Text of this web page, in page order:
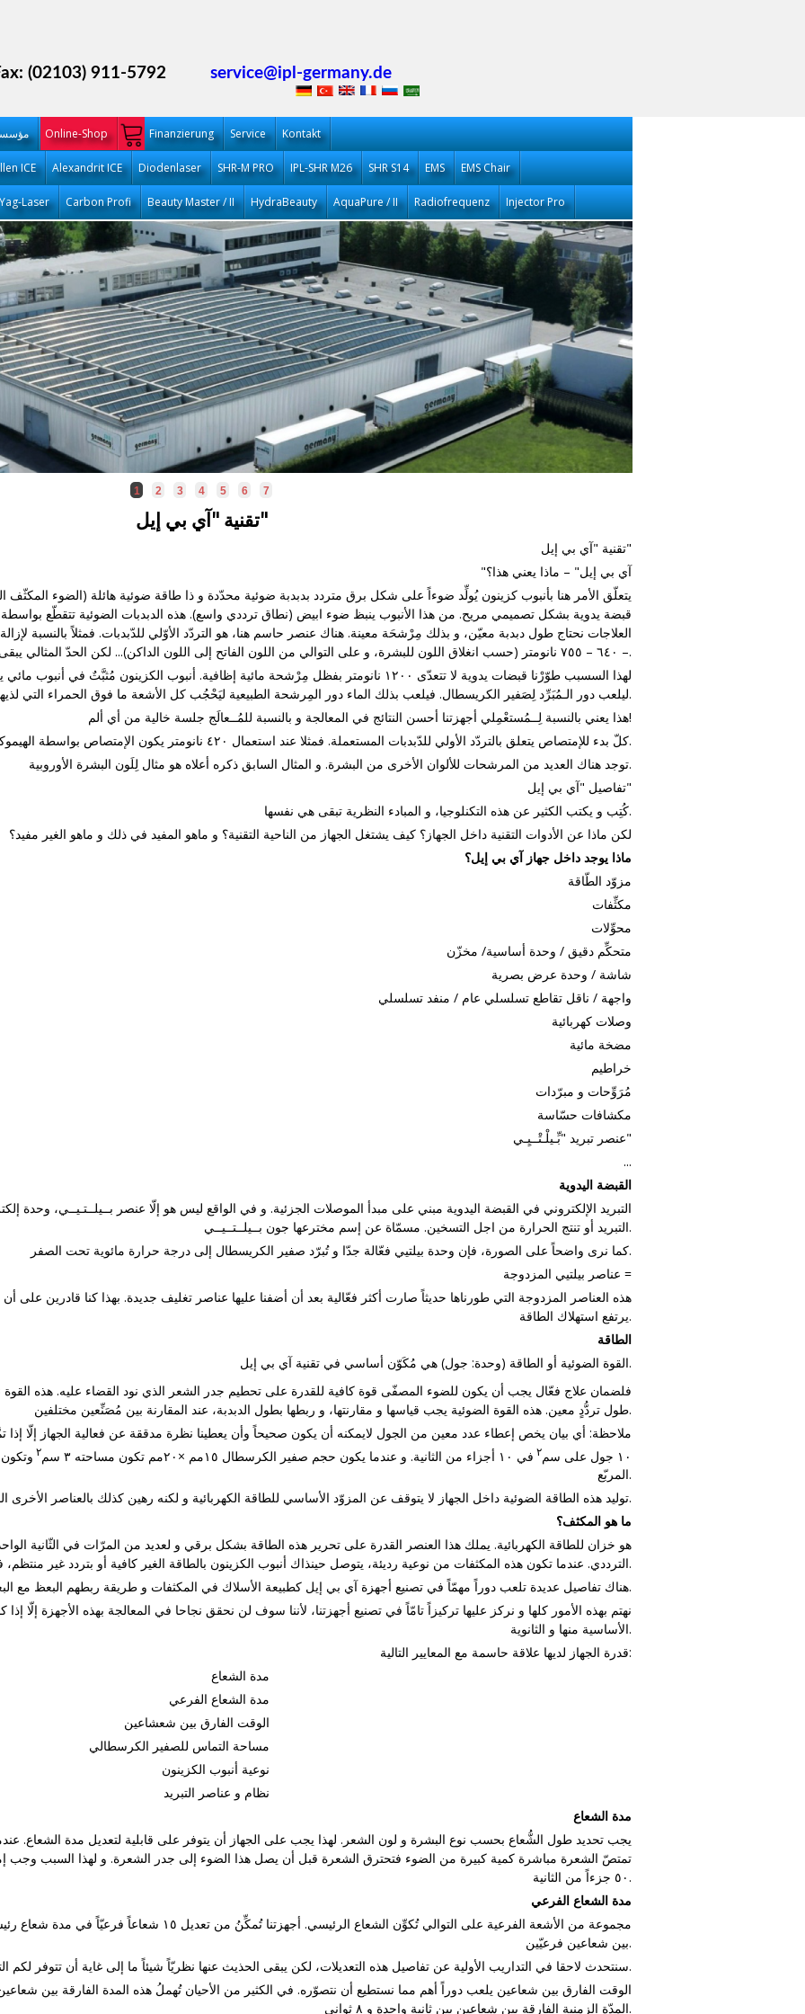
(02103) 911-5792 service@ipl-germany.de
Online-Shop Finanzierung Service Kontakt
ICE Alexandrit ICE Diodenlaser SHR-M PRO IPL-SHR M26 SHR S14 EMS EMS Chair
Yag-Laser Carbon Profi Beauty Master / II HydraBeauty AquaPure / II Radiofrequenz Injector Pro
1 2 3 4 5 6 7
تقنية "آي بي إيل"
تقنية "آي بي إيل"
"آي بي إيل" – ماذا يعني هذا؟
يتعلّق الأمر هنا بأنبوب كزينون يُولِّد ضوءاً على شكل برق متردد بدبدبة ضوئية محدّدة و ذا طاقة ضوئية هائلة (الضوء المكثّف
قبضة يدوية بشكل تصميمي مريح. من هذا الأنبوب ينبظ ضوء ابيض (نطاق ترددي واسع). هذه الدبدبات الضوئية تتقطّع
– ٦٤٠ – ٧٥٥ نانومتر (حسب انغلاق اللون للبشرة، و على التوالي من اللون الفاتح إلى اللون الداكن)... لكن الحدّ المثالي يبقى هو ١٢۰۰ نانومتر.
لهذا السسبب طوّرْنا قبضات يدوية لا تتعدّى ١٢۰۰ نانومتر بفظل مِرْشحة مائية إظافية. أنبوب الكزينون
ليلعب دور الـمُبَرِّد لِصَفير الكريسطال. فيلعب بذلك الماء دور المِرشحة الطبيعية ليَحْجُب كل الأشعة ما فوق الحمراء التي لذيها طول موجة اكثر من ١٢۰۰ نانومتر.
هذا يعني بالنسبة لِــمُستعْمِلي أجهزتنا أحسن النتائج في المعالجة و بالنسبة للمُــعالَج جلسة خالية من أي ألم!
كلّ بدء للإمتصاص يتعلق بالتردّد الأولي للدّبدبات المستعملة. فمثلا عند استعمال ٤٢۰ نانومتر يكون الإمتصاص بواسطة الهيموكلوبين (خضاب الدم).
توجد هناك العديد من المرشحات للألوان الأخرى من البشرة. و المثال السابق ذكره أعلاه هو مثال لِلَون البشرة الأوروبية.
تفاصيل "آي بي إيل"
كُتِب و يكتب الكثير عن هذه التكنلوجيا، و المبادء النظرية تبقى هي نفسها.
لكن ماذا عن الأدوات التقنية داخل الجهاز؟ كيف يشتغل الجهاز من الناحية التقنية؟ و ماهو المفيد في ذلك و ماهو الغير مفيد؟
ماذا يوجد داخل جهاز آي بي إيل؟
مزوّد الطّاقة
مكثِّفات
محوِّلات
متحكِّم دقيق / وحدة أساسية/ مخزّن
شاشة / وحدة عرض بصرية
واجهة / ناقل تقاطع تسلسلي عام / منفد تسلسلي
وصلات كهربائية
مضخة مائية
خراطيم
مُرَوِّحات و مبرّدات
مكشافات حسّاسة
عنصر تبريد "بِّـيلْـتْــيِـي"
...
القبضة اليدوية
التبريد الإلكتروني في القبضة اليدوية مبني على مبدأ الموصلات الجزئية. و في الواقع ليس هو إلّا عنصر بــيلــتـيــي، وحدة
التبريد أو تنتج الحرارة من اجل التسخين. مسمّاة عن إسم مخترعها جون بــيلــتــيــي.
كما نرى واضحاً على الصورة، فإن وحدة بيلتيي فعّالة جدّا و تُبرّد صفير الكريسطال إلى درجة حرارة مائوية تحت الصفر.
عناصر بيلتيي المزدوجة =
يرتفع استهلاك الطاقة.
الطاقة
القوة الضوئية أو الطاقة (وحدة: جول) هي مُكَوّن أساسي في تقنية آي بي إيل.
فلضمان علاج فعّال يجب أن يكون للضوء المصفّى قوة كافية للقدرة على تحطيم جدر الشعر الذي نود القضاء عليه. هذه
طول تردُّدٍ معين. هذه القوة الضوئية يجب قياسها و مقارنتها، و ربطها بطول الدبدبة، عند المقارنة بين مُصَنِّعين مختلفين.
ملاحظة: أي بيان يخص إعطاء عدد معين من الجول لايمكنه أن يكون صحيحاً وأن يعطينا نظرة مدققة عن فعالية الجهاز إلّا إذا
١۰ جول على سم
٢ في ١۰ أجزاء من الثانية. و عندما يكون حجم صفير الكرسطال ١٥مم ×٢۰مم تكون مساحته ٣ سم ٢
المربّع.
توليد هذه الطاقة الضوئية داخل الجهاز لا يتوقف عن المزوّد الأساسي للطاقة الكهربائية و لكنه رهين كذلك بالعناصر الأخرى المكونة للجهاز كالمكثفات مثلاً.
ما هو المكثف؟
هو خزان للطاقة الكهربائية. يملك هذا العنصر القدرة على تحرير هذه الطاقة بشكل برقي و لعديد من المرّات في الثّانية
الترددي. عندما تكون هذه المكثفات من نوعية رديئة، يتوصل حينذاك أنبوب الكزينون بالطاقة الغير كافية أو بتردد غير منتظم، فلا تكون النتيجة مرضية بثاتاً.
هناك تفاصيل عديدة تلعب دوراً مهمّاً في تصنيع أجهزة آي بي إيل كطبيعة الأسلاك في المكثفات و طريقة ربطهم البعظ مع البعظ.
نهتم بهذه الأمور كلها و نركز عليها تركيزاً تامّاً في تصنيع أجهزتنا، لأننا سوف لن نحقق نجاحا في المعالجة بهذه الأجهزة إلّا إذا
الأساسية منها و الثانوية.
قدرة الجهاز لديها علاقة حاسمة مع المعايير التالية:
مدة الشعاع
مدة الشعاع الفرعي
الوقت الفارق بين شعشاعين
مساحة التماس للصفير الكرسطالي
نوعية أنبوب الكزينون
نظام و عناصر التبريد
مدة الشعاع
يجب تحديد طول الشُّعاع بحسب نوع البشرة و لون الشعر. لهذا يجب على الجهاز أن يتوفر على قابلية لتعديل مدة الشعاع.
٥۰ جزءاً من الثانية.
مدة الشعاع الفرعي
مجموعة من الأشعة الفرعية على التوالي تُكوِّن الشعاع الرئيسي.
بين شعاعين فرعيّين.
سنتحدث لاحقا في التداريب الأولية عن تفاصيل هذه التعديلات، لكن يبقى الحذيث عنها نظريّاً شيئاً ما إلى غاية أن تتوفر لكم التجاريب الأولى مع الأجهزة.
الوقت الفارق بين شعاعين يلعب دوراً أهم مما نستطيع أن نتصوّره. في الكثير من الأحيان تُهملُ هذه المدة الفارقة بين
المدّة الزمنية الفارقة بين شعاعين بين ثانية واحدة و ٨ ثواني.